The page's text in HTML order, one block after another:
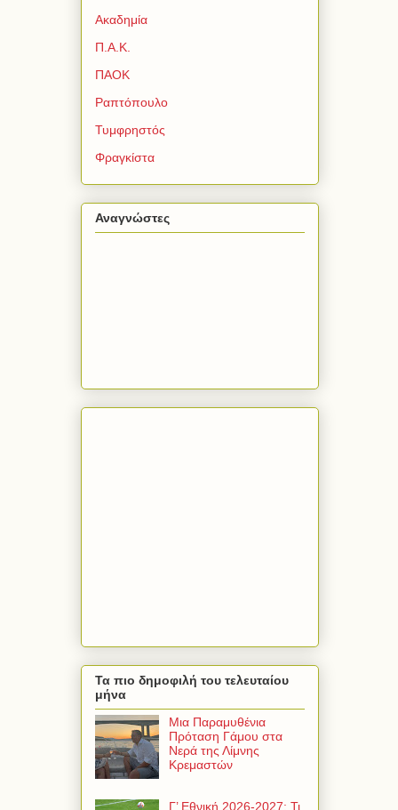
Ακαδημία
Π.Α.Κ.
ΠΑΟΚ
Ραπτόπουλο
Τυμφρηστός
Φραγκίστα
Αναγνώστες
Τα πιο δημοφιλή του τελευταίου
μήνα
Μια Παραμυθένια
Πρόταση Γάμου στα
Νερά της Λίμνης
Κρεμαστών
Γ’ Εθνική 2026-2027: Τι